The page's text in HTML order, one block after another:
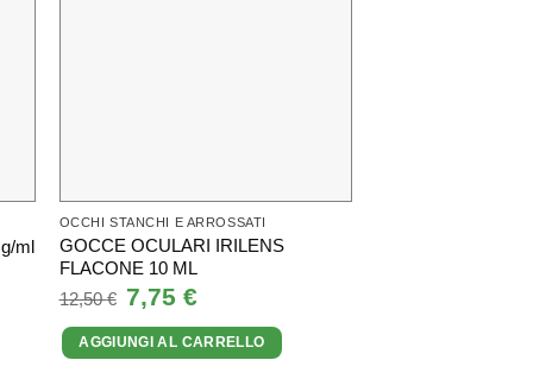
ml
OCCHI STANCHI E ARROSSATI
GOCCE OCULARI IRILENS
FLACONE 10 ML
12,50€ Il
prezzo
originale
era:
12,50 €.
7,75€
attuale
è:
7,75 €.
AGGIUNGI AL CARRELLO